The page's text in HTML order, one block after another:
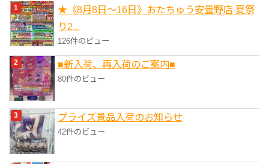
ー
★《8月8日～16日》おたちゅう安曇野店 夏祭
り2...
126件のビュー
■新入荷、再入荷のご案内■
80件のビュー
プライズ景品入荷のお知らせ
42件のビュー